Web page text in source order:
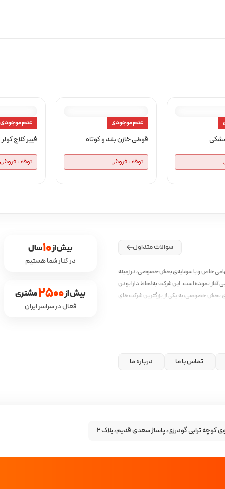
عدم موجودی
قوطی خازن بلند و کوتاه
توقف فروش
عدم موجودی
فیبر کلاج کولر
توقف فروش
سوالات متداول
خاص و با سرمایه‌ی بخش خصوصی، در زمینه
آغاز نموده است. این شرکت به لحاظ دارا بودن
بخش خصوصی، به یکی از بزرگترین شرکت‌های
با بهترین کیفیت و مطابق با نیاز جامعه‌ی
تماس با ما درباره ما
در کنار شما هستیم
بیش از 10
فعال در سراسر ایران
بیش از 2500
کوچه ترابی گودرزی، پاساژ سعدی قدیم، پلاک ۲